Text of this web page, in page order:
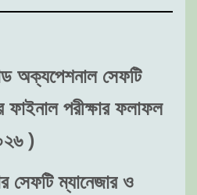
অক্যপেশনাল সেফটি
পরীক্ষার ফলাফল
)
সেফটি ম্যানেজার ও